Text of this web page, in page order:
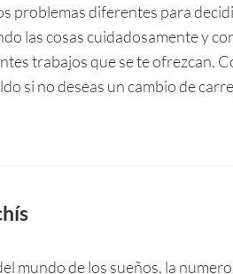
problemas diferentes para
las cosas cuidadosamente y
trabajos que se te ofrezcan.
si no deseas un cambio de
mundo de los sueños, la